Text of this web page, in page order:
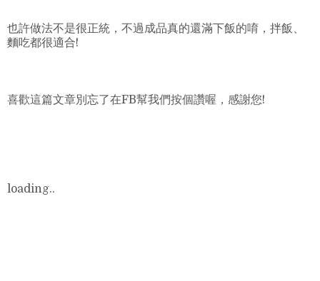
也許做法不是很正統，不過成品真的還滿下飯的唷，拌飯、
麵吃都很適合!
喜歡這篇文章別忘了在FB幫我們按個讚喔，感謝您!
loading..